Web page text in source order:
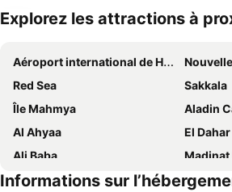
Explorez les attractions à
Aéroport international de Hurghada
Red Sea
Sakkala
Île Mahmya
Aladin
Al Ahyaa
El Dahar
Ali Baba
Madinat
Club de Golf et Country Club les Cascades
Hard
Informations sur